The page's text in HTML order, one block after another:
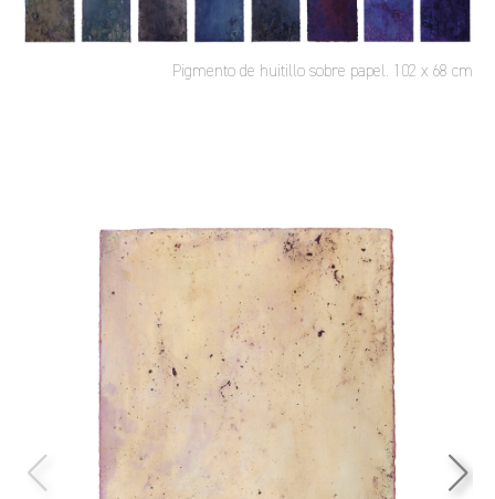
Pigmento de huitillo sobre papel. 102 x 68 cm